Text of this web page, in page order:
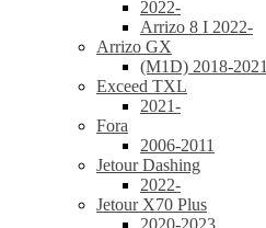
2022-
Arrizo 8 I 2022-
Arrizo GX
(M1D) 2018-2021
Exceed TXL
2021-
Fora
2006-2011
Jetour Dashing
2022-
Jetour X70 Plus
2020-2023